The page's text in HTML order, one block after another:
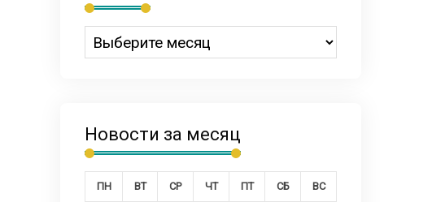
Новости за месяц
ПН ВТ СР ЧТ ПТ СБ ВС